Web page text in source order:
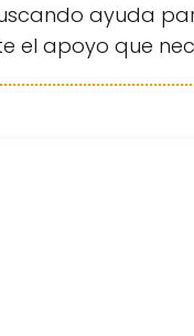
ayuda
el apoyo que